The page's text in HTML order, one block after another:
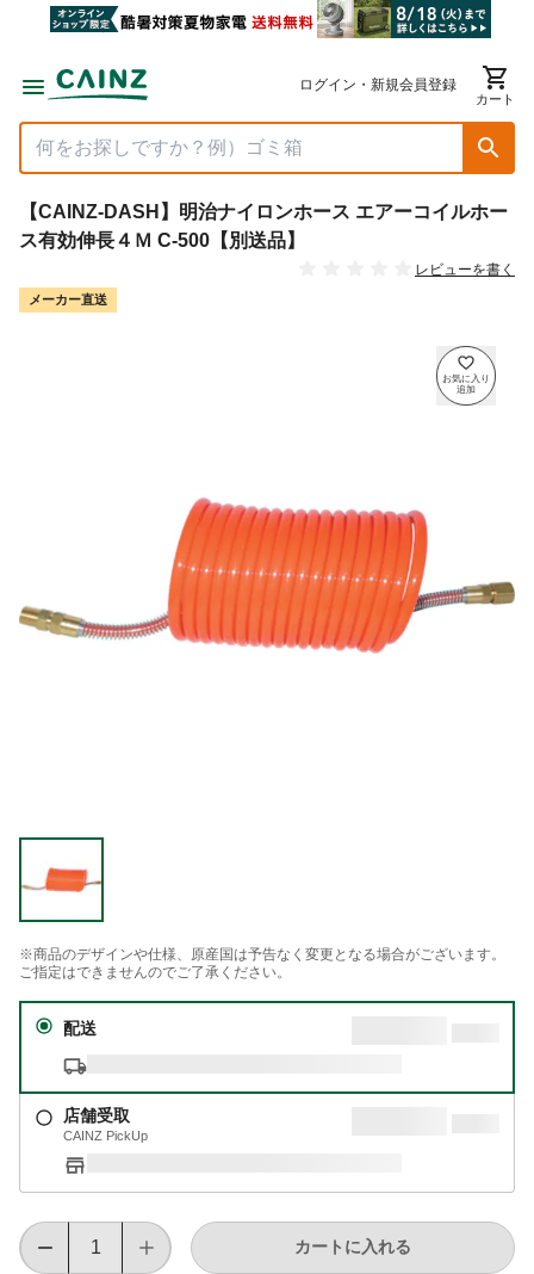
ログイン・新規会員登録
カート
【CAINZ-DASH】明治ナイロンホース エアーコイルホー
ス有効伸長４Ｍ C-500【別送品】
レビューを書く
メーカー直送
※商品のデザインや仕様、原産国は予告なく変更となる場合がございます。
ご指定はできませんのでご了承ください。
配送
店舗受取
CAINZ PickUp
カートに入れる